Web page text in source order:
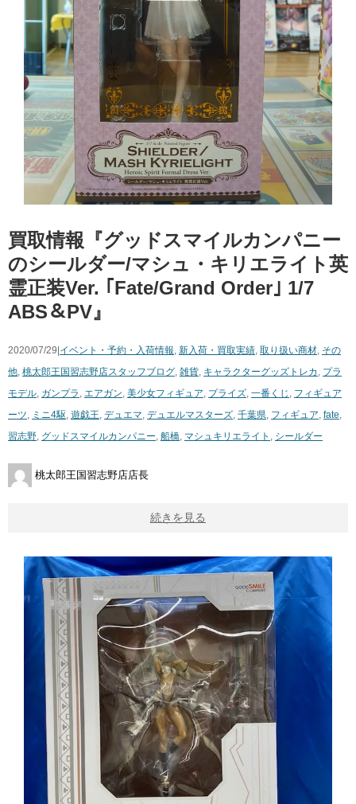
買取情報『グッドスマイルカンパニー
のシールダー/マシュ・キリエライト英
霊正装Ver. ​｢Fate/Grand ​Order｣ ​1/7 ​
ABS＆PV』
2020/07/29|イベント・予約・入荷情報 新入荷・買取実績 取り扱い商材 その
他 桃太郎王国習志野店スタッフブログ 雑貨 キャラクターグッズ トレカ
プラ
モデル ガンプラ エアガン 美少女フィギュア プライズ 一番くじ
フィギュア
ーツ
ミニ4駆 遊戯王 デュエマ デュエルマスターズ 千葉県 フィギュア fate
習志野 グッドスマイルカンパニー 船橋 マシュキリエライト シールダー
桃太郎王国習志野店店長
続きを見る